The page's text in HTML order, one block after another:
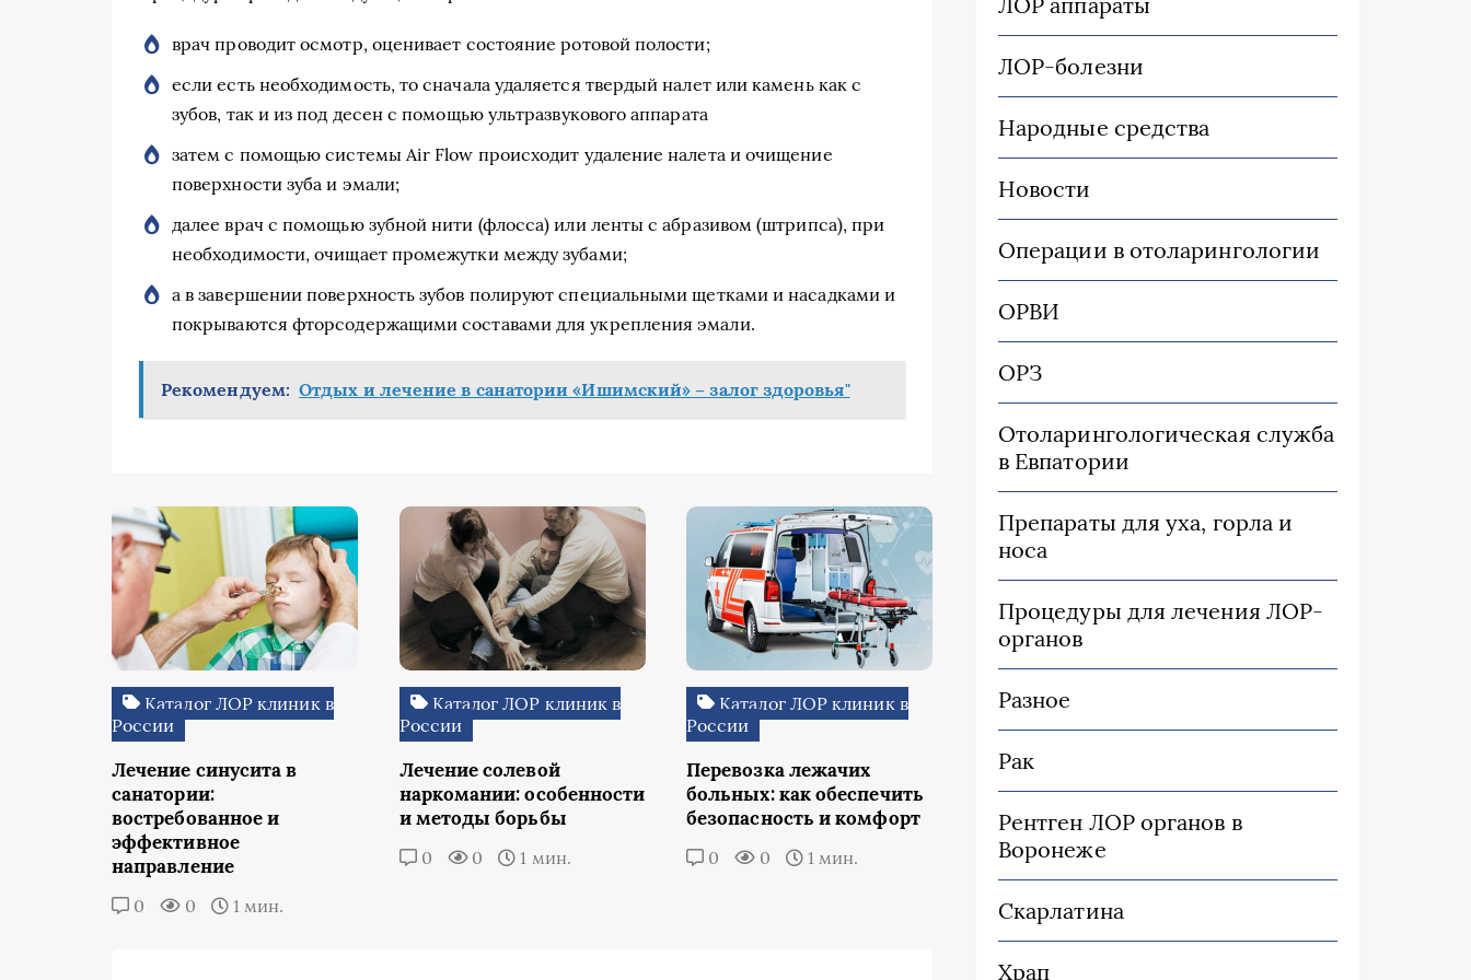
врач проводит осмотр, оценивает состояние ротовой полости;
если есть необходимость, то сначала удаляется твердый налет или камень как с
зубов, так и из под десен с помощью ультразвукового аппарата
затем с помощью системы Air Flow происходит удаление налета и очищение
поверхности зуба и эмали;
далее врач с помощью зубной нити (флосса) или ленты с абразивом (штрипса), при
необходимости, очищает промежутки между зубами;
а в завершении поверхность зубов полируют специальными щетками и насадками и
покрываются фторсодержащими составами для укрепления эмали.
Рекомендуем: Отдых и лечение в санатории «Ишимский» – залог здоровья"
Каталог ЛОР клиник в
России
Лечение синусита в
санатории:
востребованное и
эффективное
направление
0 0 1 мин.
Каталог ЛОР клиник в
России
Лечение солевой
наркомании: особенности
и методы борьбы
0 0 1 мин.
Каталог ЛОР клиник в
России
Перевозка лежачих
больных: как обеспечить
безопасность и комфорт
0 0 1 мин.
ЛОР-болезни
Народные средства
Новости
Операции в отоларингологии
ОРВИ
ОРЗ
Отоларингологическая служба
в Евпатории
Препараты для уха, горла и
носа
Процедуры для лечения ЛОР-
органов
Разное
Рак
Рентген ЛОР органов в
Воронеже
Скарлатина
Храп